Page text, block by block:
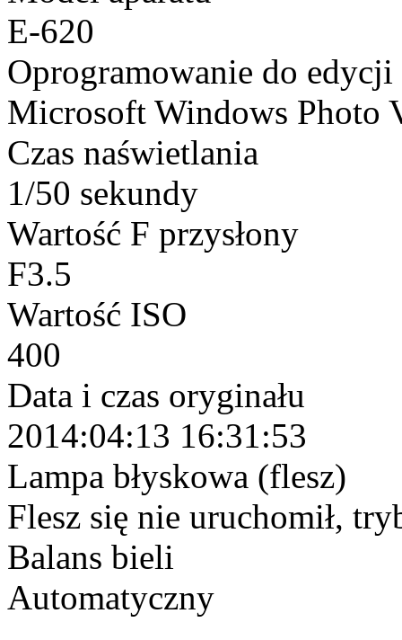
E-620
Oprogramowanie do edycji
Microsoft Windows Photo
Czas naświetlania
1/50 sekundy
Wartość F przysłony
F3.5
Wartość ISO
400
Data i czas oryginału
2014:04:13 16:31:53
Lampa błyskowa (flesz)
Flesz się nie uruchomił,
Balans bieli
Automatyczny